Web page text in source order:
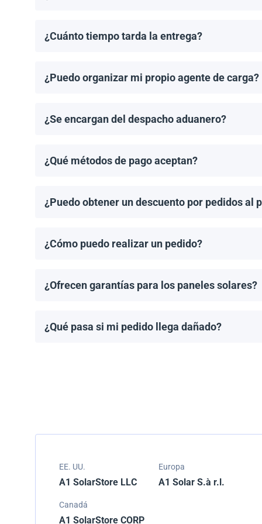
¿Cuánto tiempo tarda la entrega?
¿Puedo organizar mi propio agente de carga?
¿Se encargan del despacho aduanero?
¿Qué métodos de pago aceptan?
¿Puedo obtener un descuento por pedidos al
¿Cómo puedo realizar un pedido?
¿Ofrecen garantías para los paneles solares?
¿Qué pasa si mi pedido llega dañado?
EE. UU.
A1 SolarStore LLC
Europa
A1 Solar S.à r.l.
Canadá
A1 SolarStore CORP